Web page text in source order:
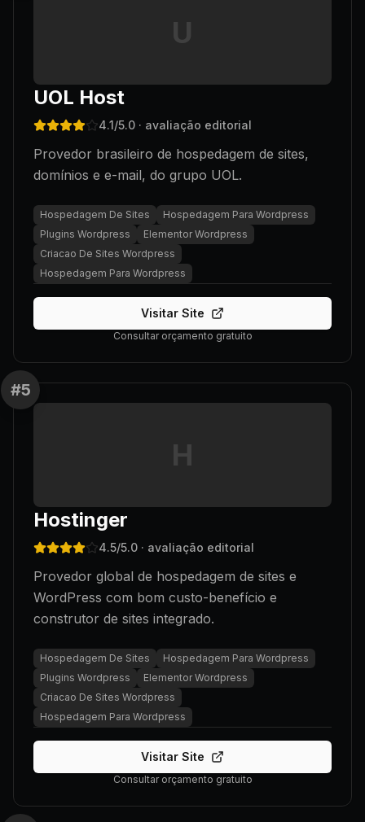
U
UOL Host
4.1/5.0 · avaliação editorial
Provedor brasileiro de hospedagem de sites,
domínios e e-mail, do grupo UOL.
Hospedagem De Sites
Hospedagem Para Wordpress
Plugins Wordpress
Elementor Wordpress
Criacao De Sites Wordpress
Hospedagem Para Wordpress
Visitar Site
Consultar orçamento gratuito
#5
H
Hostinger
4.5/5.0 · avaliação editorial
Provedor global de hospedagem de sites e
WordPress com bom custo-benefício e
construtor de sites integrado.
Hospedagem De Sites
Hospedagem Para Wordpress
Plugins Wordpress
Elementor Wordpress
Criacao De Sites Wordpress
Hospedagem Para Wordpress
Visitar Site
Consultar orçamento gratuito